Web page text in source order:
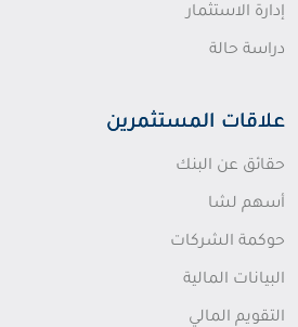
إدارة الاستثمار
دراسة حالة
علاقات المستثمرين
حقائق عن البنك
أسهم لشا
حوكمة الشركات
البيانات المالية
التقويم المالي